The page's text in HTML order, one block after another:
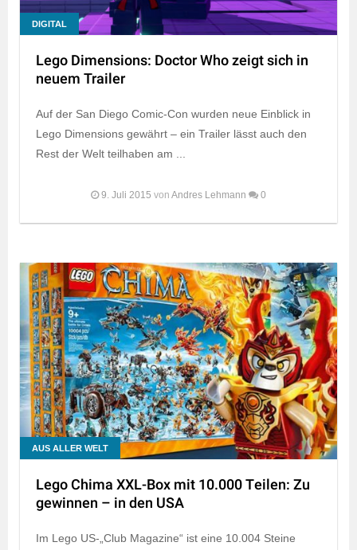
DIGITAL
Lego Dimensions: Doctor Who zeigt sich in
neuem Trailer
Auf der San Diego Comic-Con wurden neue Einblick in
Lego Dimensions gewährt – ein Trailer lässt auch den
Rest der Welt teilhaben am ...
9. Juli 2015 von Andres Lehmann 0
AUS ALLER WELT
Lego Chima XXL-Box mit 10.000 Teilen: Zu
gewinnen – in den USA
Im Lego US-„Club Magazine“ ist eine 10.004 Steine